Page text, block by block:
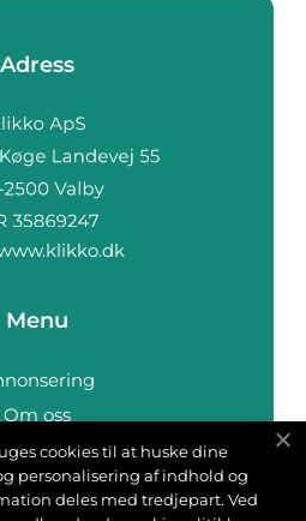
Adress
Menu
Om oss
Cookies
oss
cookies til at huske dine
personalisering af indhold og
deles med tredjepart. Ved